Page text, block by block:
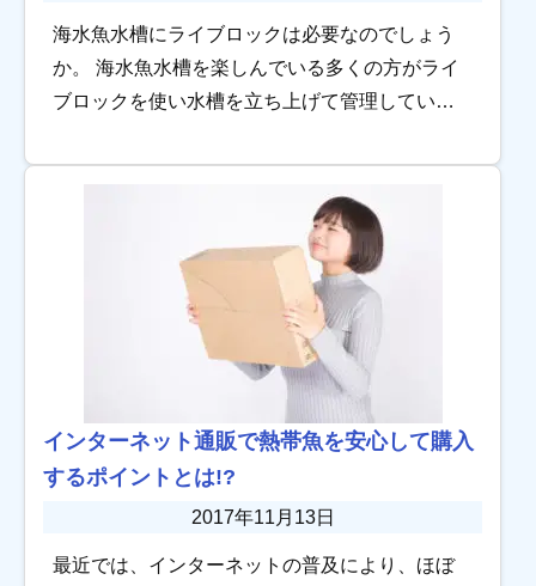
海水魚水槽にライブロックは必要なのでしょう
か。 海水魚水槽を楽しんでいる多くの方がライ
ブロックを使い水槽を立ち上げて管理している
ト」は当たり前という風潮を感じます。 しか
インターネット通販で熱帯魚を安心して購入
するポイントとは!?
2017年11月13日
最近では、インターネットの普及により、ほぼ